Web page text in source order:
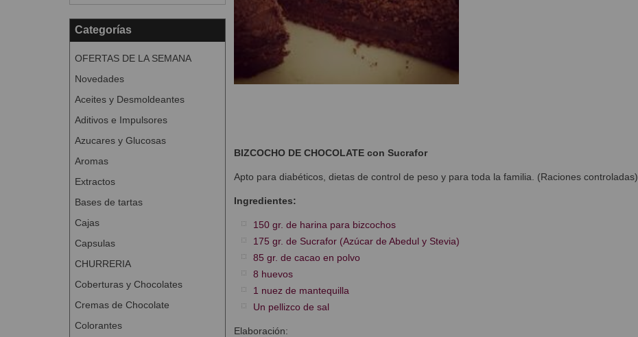
Categorías
OFERTAS DE LA SEMANA
Novedades
Aceites y Desmoldeantes
Aditivos e Impulsores
Azucares y Glucosas
Aromas
Extractos
Bases de tartas
Cajas
Capsulas
CHURRERIA
Coberturas y Chocolates
Cremas de Chocolate
Colorantes
BIZCOCHO DE CHOCOLATE con Sucrafor
Apto para diabéticos, dietas de control de peso y para toda la familia. (Raciones controladas).
Ingredientes:
150 gr. de harina para bizcochos
175 gr. de Sucrafor (Azúcar de Abedul y Stevia)
85 gr. de cacao en polvo
8 huevos
1 nuez de mantequilla
Un pellizco de sal
Elaboración: